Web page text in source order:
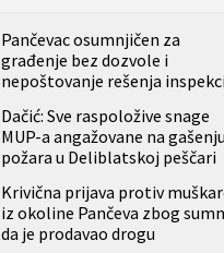
Pančevac osumnjičen za
građenje bez dozvole i
nepoštovanje rešenja
Dačić: Sve raspoložive snage
MUP-a angažovane na gašenju
požara u Deliblatskoj peščari
Krivična prijava protiv
iz okoline Pančeva zbog
da je prodavao drogu